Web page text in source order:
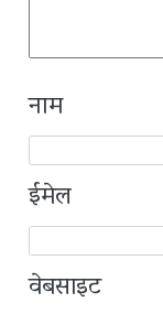
नाम
ईमेल
वेबसाइट